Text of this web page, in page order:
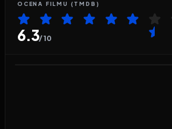
OCENA FILMU (TMDB)
6.3/ 10